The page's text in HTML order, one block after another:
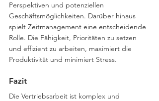
Perspektiven und potenziellen
Geschäftsmöglichkeiten. Darüber hinaus
spielt Zeitmanagement eine entscheidende
Rolle. Die Fähigkeit, Prioritäten zu setzen
und effizient zu arbeiten, maximiert die
Produktivität und minimiert Stress.
Fazit
Die Vertriebsarbeit ist komplex und